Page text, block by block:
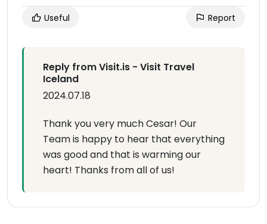
Useful Report
Reply from Visit.is - Visit Travel
Iceland
2024.07.18
Thank you very much Cesar! Our
Team is happy to hear that everything
was good and that is warming our
heart! Thanks from all of us!